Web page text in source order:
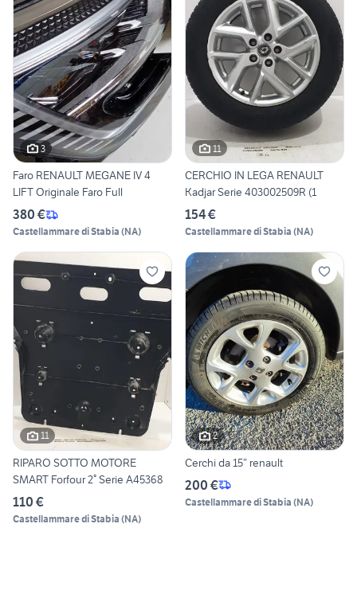
3
Faro RENAULT MEGANE IV 4
LIFT Originale Faro Full
380 €
Castellammare di Stabia (NA)
11
CERCHIO IN LEGA RENAULT
Kadjar Serie 403002509R (1
154 €
Castellammare di Stabia (NA)
11
RIPARO SOTTO MOTORE
SMART Forfour 2° Serie A45368
110 €
Castellammare di Stabia (NA)
2
Cerchi da 15” renault
200 €
Castellammare di Stabia (NA)